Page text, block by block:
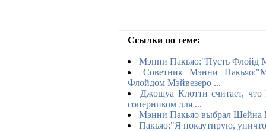
Ссылки по теме:
Мэнни Пакьяо:"Пусть Флойд
Советник Мэнни
Флойдом Мэйвезеро ...
Джошуа Клотти считает,
соперником для ...
Мэнни Пакьяо выбрал Шейна
Пакьяо:"Я нокаутирую,